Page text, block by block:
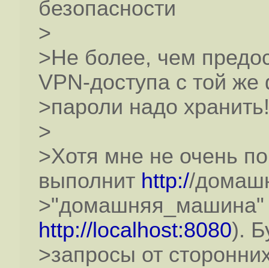
безопасности
>
>Не более, чем
VPN-доступа с той
>пароли надо хранить!
>
>Хотя мне не очень
выполнит http://
>"домашняя_машина"
http://localhost:8080).
>запросы от